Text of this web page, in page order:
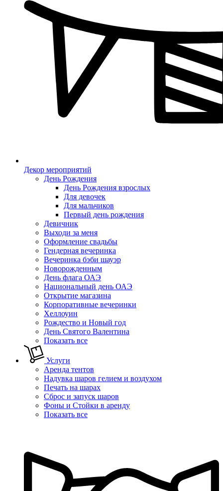
Декор мероприятий
День Рождения
День Рождения взрослых
Для девочек
Для мальчиков
Первый день рождения
Девичник
Выходи за меня
Оформление свадьбы
Гендерная вечеринка
Вечеринка бэби шауэр
Новорожденным
День флага ОАЭ
Национальный день ОАЭ
Открытие магазина
Корпоративные вечеринки
Хеллоуин
Рождество и Новый год
День Святого Валентина
Показать все
Услуги
Аренда тентов
Надувка шаров гелием и воздухом
Печать на шарах
Сброс и запуск шаров
Фоны и Стойки в аренду
Показать все